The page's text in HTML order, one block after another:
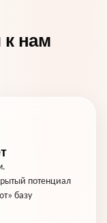
нам
потенциал
базу